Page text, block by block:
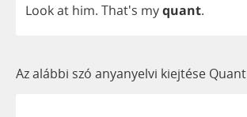
Lookat him. That's myquant.
Az alábbi szó anyanyelvi kiejtése Quant